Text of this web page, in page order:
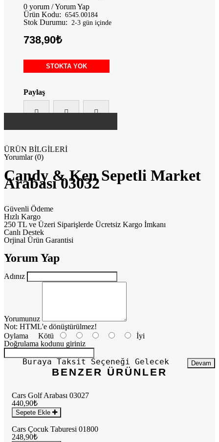
0 yorum /Yorum Yap
Ürün Kodu: 6545.00184
Stok Durumu: 2-3 gün içinde
738,90₺
STOKTA YOK
Paylaş
ÜRÜN BİLGİLERİ
Yorumlar (0)
Candy & Ken Sepetli Market
Arabası 03032
Güvenli Ödeme
Hızlı Kargo
250 TL ve Üzeri Siparişlerde Ücretsiz Kargo İmkanı
Canlı Destek
Orjinal Ürün Garantisi
Yorum Yap
Adınız
Yorumunuz
Not: HTML'e dönüştürülmez!
Oylama Kötü
İyi
Doğrulama kodunu giriniz
Devam
Buraya Taksit Seçeneği Gelecek
BENZER ÜRÜNLER
Cars Golf Arabası 03027
440,90₺
Sepete Ekle
Cars Çocuk Taburesi 01800
248,90₺